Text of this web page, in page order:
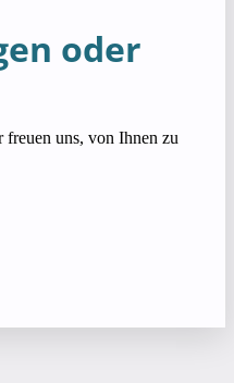
oder
uns, von Ihnen zu